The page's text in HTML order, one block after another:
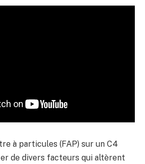
à particules (FAP) sur un C4
de divers facteurs qui altèrent